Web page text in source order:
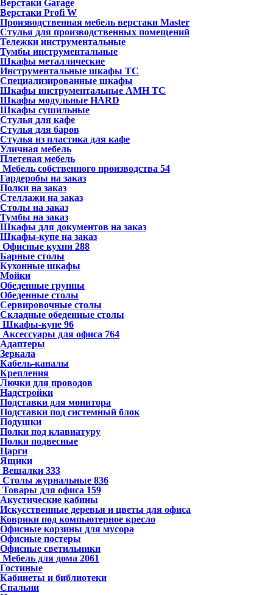
Верстаки Garage
Верстаки Profi W
Производственная мебель верстаки Master
Стулья для производственных помещений
Тележки инструментальные
Тумбы инструментальные
Шкафы металлические
Инструментальные шкафы ТС
Специализированные шкафы
Шкафы инструментальные АМН ТС
Шкафы модульные HARD
Шкафы сушильные
Стулья для кафе
Стулья для баров
Стулья из пластика для кафе
Уличная мебель
Плетеная мебель
Мебель собственного производства 54
Гардеробы на заказ
Полки на заказ
Стеллажи на заказ
Столы на заказ
Тумбы на заказ
Шкафы для документов на заказ
Шкафы-купе на заказ
Офисные кухни 288
Барные столы
Кухонные шкафы
Мойки
Обеденные группы
Обеденные столы
Сервировочные столы
Складные обеденные столы
Шкафы-купе 96
Аксессуары для офиса 764
Адаптеры
Зеркала
Кабель-каналы
Крепления
Лючки для проводов
Надстройки
Подставки для монитора
Подставки под системный блок
Подушки
Полки под клавиатуру
Полки подвесные
Царги
Ящики
Вешалки 333
Столы журнальные 836
Товары для офиса 159
Акустические кабины
Искусственные деревья и цветы для офиса
Коврики под компьютерное кресло
Офисные корзины для мусора
Офисные постеры
Офисные светильники
Мебель для дома 2061
Гостиные
Кабинеты и библиотеки
Спальни